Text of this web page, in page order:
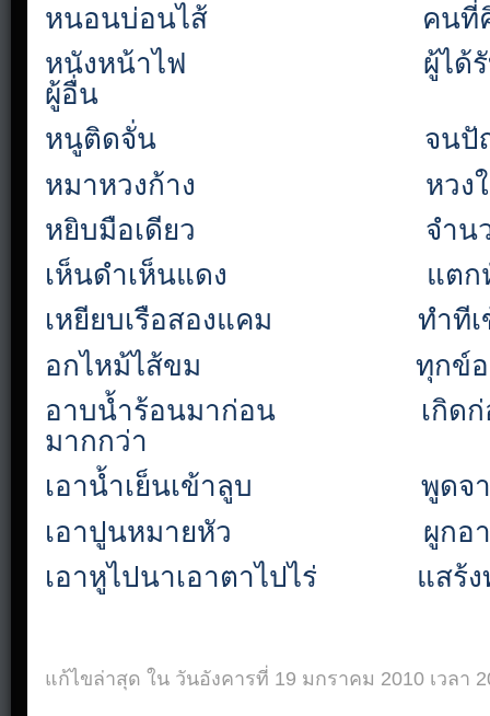
หนอนบ่อนไส้
คนที่
หนังหน้าไฟ
ผู้ได้
ผู้อื่น
หนูติดจั่น
จน
หมาหวงก้าง
หวง
หยิบมือเดียว
จำน
เห็นดำเห็นแดง
แตก
เหยียบเรือสองแคม
ทำที
อกไหม้ไส้ขม
ทุกข์
อาบน้ำร้อนมาก่อน
เกิด
มากกว่า
เอาน้ำเย็นเข้าลูบ
พูดจ
เอาปูนหมายหัว
ผูกอ
เอาหูไปนาเอาตาไปไร่
แสร้
แก้ไขล่าสุด ใน วันอังคารที่ 19 มกราคม 2010 เวลา